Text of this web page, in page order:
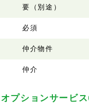
要（別途）
必須
仲介物件
仲介
オプションサービス